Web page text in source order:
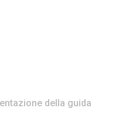
della guida